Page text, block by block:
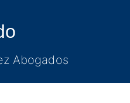
Abogados